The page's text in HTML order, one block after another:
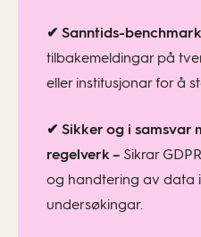
✔ Sanntids-
tilbakemeldingar på
eller institusjonar for å
✔ Sikker og i samsvar
regelverk – Sikrar
og handtering av data
undersøkingar.